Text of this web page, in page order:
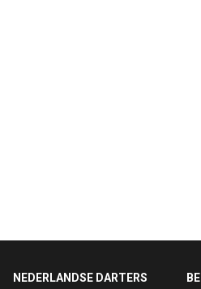
NEDERLANDSE DARTERS